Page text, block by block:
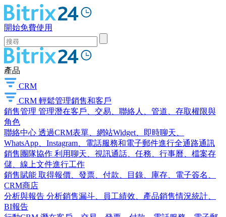
開始免費使用
產品
CRM
CRM 輕鬆管理銷售和客戶
銷售管理 管理潛在客戶、交易、聯絡人、管道、存取權限與
角色
聯絡中心 透過CRM表單、網站Widget、即時聊天、
WhatsApp、Instagram、電話服務和電子郵件進行全通路通訊
銷售團隊協作 利用聊天、視訊通話、任務、行事曆、檔案存
儲、線上文件進行工作
銷售賦能 取得報價、發票、付款、目錄、庫存、電子簽名、
CRM商店
分析與報告 分析銷售漏斗、員工績效、產品銷售情況統計、
BI報告